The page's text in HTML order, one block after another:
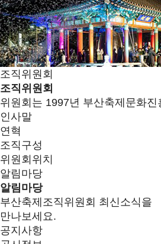
조직위원회
조직위원회
위원회는 1997년 부산축제문화
인사말
연혁
조직구성
위원회위치
알림마당
알림마당
부산축제조직위원회 최신소식을
만나보세요.
공지사항